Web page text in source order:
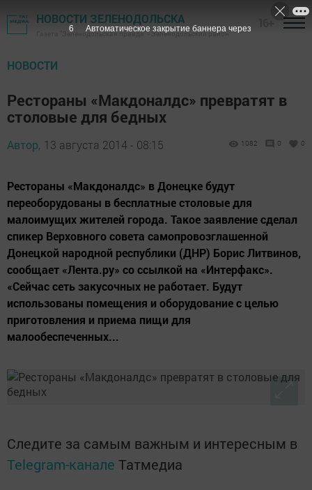
НОВОСТИ ЗЕЛЕНОДОЛЬСКА
Газета "Зеленодольская правда" - Зеленодольский район
НОВОСТИ
Рестораны «Макдоналдс» превратят в
столовые для бедных
Автор, 13 августа 2014 - 08:15 1082 0 0
Рестораны «Макдоналдс» в Донецке будут
переоборудованы в бесплатные столовые для
малоимущих жителей города. Такое заявление сделал
спикер Верховного совета самопровозглашенной
Донецкой народной республики (ДНР) Борис Литвинов,
сообщает «Лента.ру» со ссылкой на «Интерфакс».
«Сейчас сеть закусочных не работает. Будут
использованы помещения и оборудование с целью
приготовления и приема пищи для
малообеспеченных...
Следите за самым важным и интересным в
Telegram-канале Татмедиа
5 Автоматическое закрытие баннера через